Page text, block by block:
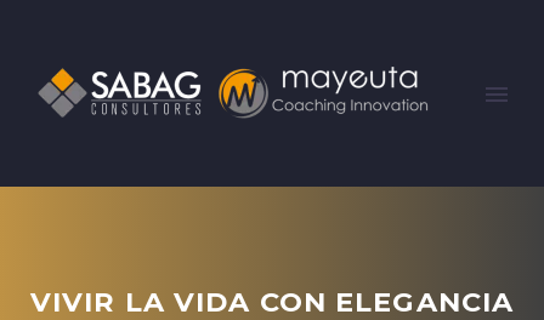
VIVIR LA VIDA CON ELEGANCIA